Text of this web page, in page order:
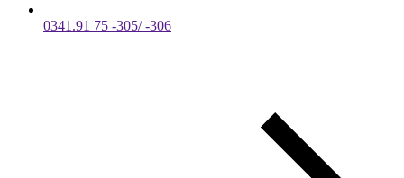
0341.91 75 -305/ -306